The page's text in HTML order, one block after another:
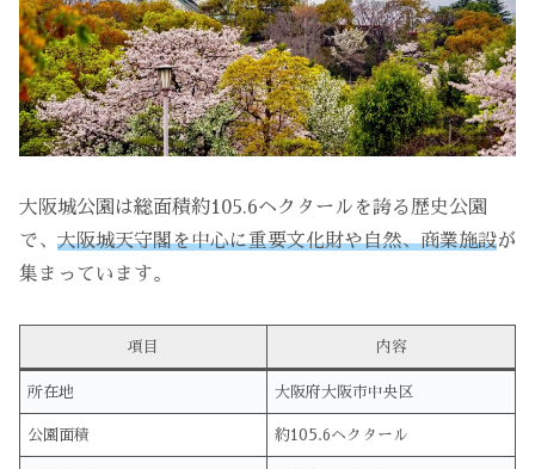
大阪城公園は総面積約105.6ヘクタールを誇る歴史公園
で、 大阪城天守閣を中心に重要文化財や自然、商業施設が
集まっています。
項目 内容
所在地 大阪府大阪市中央区
公園面積 約105.6ヘクタール